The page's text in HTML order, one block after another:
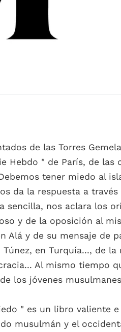
de las Torres
Hebdo " de París, de
tener miedo al
da la respuesta a
sencilla, nos aclara los
y de la oposición al
Alá y de su mensaje de
Túnez, en Turquía..., de
Al mismo tiempo
los jóvenes
" es un libro valiente
musulmán y el